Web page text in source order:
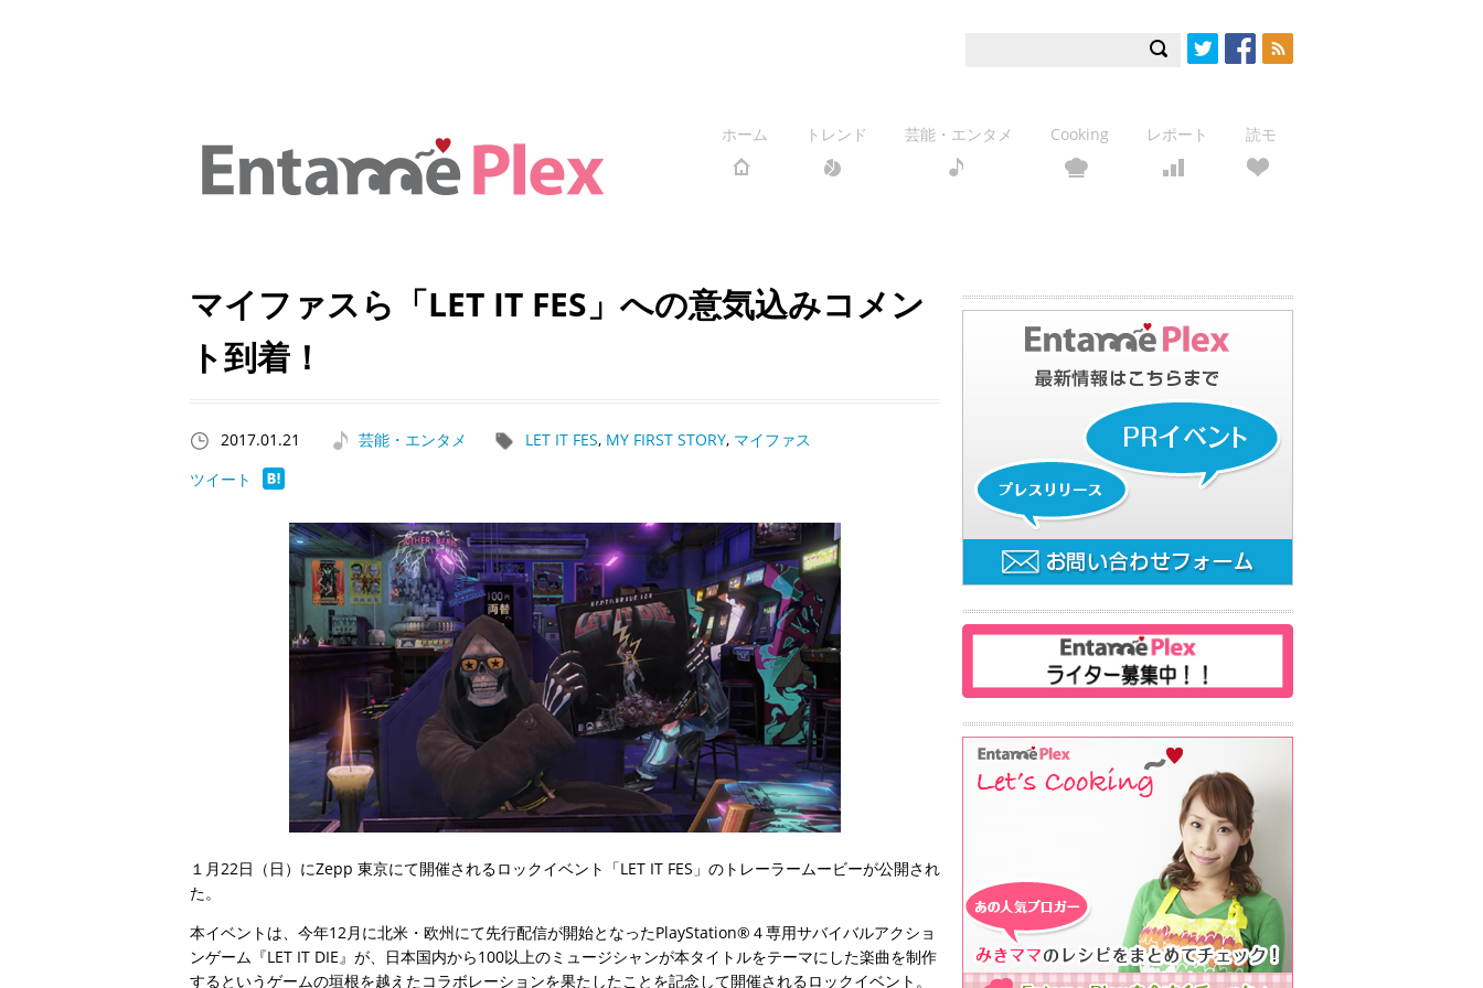
ホーム トレンド 芸能・エンタメ Cooking レポート 読モ
マイファスら「LET IT FES」への意気込みコメン
ト到着！
2017.01.21 芸能・エンタメ LET IT FES, MY FIRST STORY, マイファス
ツイート
１月22日（日）にZepp 東京にて開催されるロックイベント「LET IT FES」のトレーラームービーが公開され
た。
本イベントは、今年12月に北米・欧州にて先行配信が開始となったPlayStation®４専用サバイバルアクショ
ンゲーム『LET IT DIE』が、日本国内から100以上のミュージシャンが本タイトルをテーマにした楽曲を制作
するというゲームの垣根を越えたコラボレーションを果たしたことを記念して開催されるロックイベント。